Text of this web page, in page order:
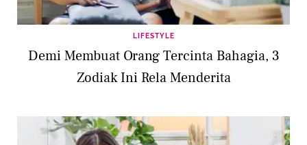
LIFESTYLE
Demi Membuat Orang Tercinta Bahagia, 3
Zodiak Ini Rela Menderita